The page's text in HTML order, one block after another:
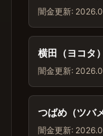
闇金更新:
横田（ヨコタ）
闇金更新:
つばめ（ツバメ
闇金更新: